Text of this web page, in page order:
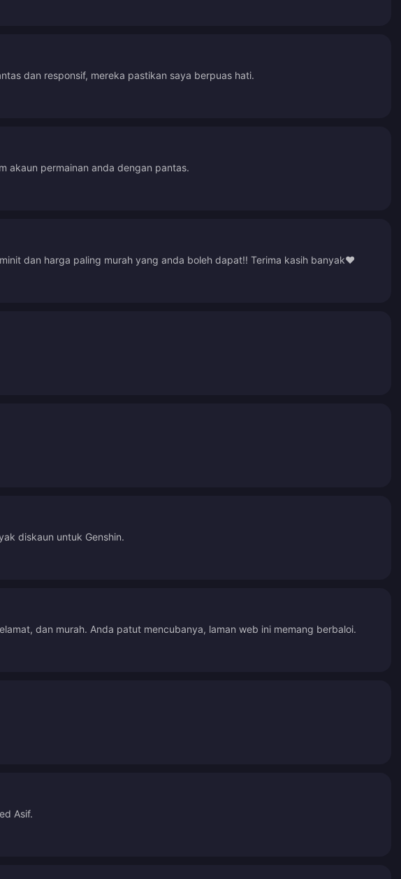
dan responsif, mereka pastikan saya berpuas hati.
akaun permainan anda dengan pantas.
dan harga paling murah yang anda boleh dapat!! Terima kasih banyak❤️
diskaun untuk Genshin.
dan murah. Anda patut mencubanya, laman web ini memang berbaloi.
Asif.